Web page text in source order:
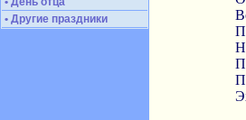
• Другие праздники